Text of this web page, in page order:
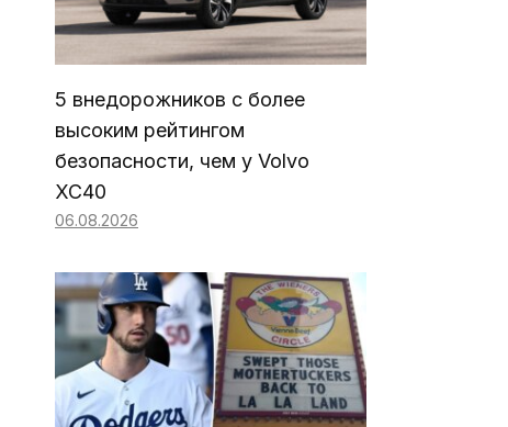
5 внедорожников с более
высоким рейтингом
безопасности, чем у Volvo
XC40
06.08.2026